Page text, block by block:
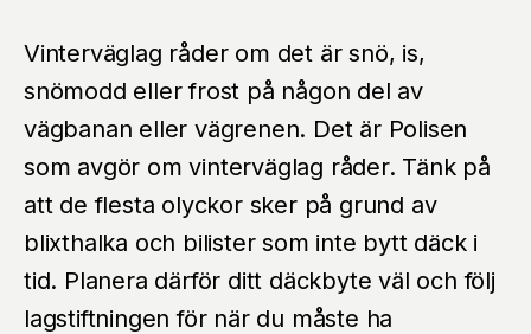
Vinterväglag råder om det är snö, is,
snömodd eller frost på någon del av
vägbanan eller vägrenen. Det är Polisen
som avgör om vinterväglag råder. Tänk på
att de flesta olyckor sker på grund av
blixthalka och bilister som inte bytt däck i
tid. Planera därför ditt däckbyte väl och följ
lagstiftningen för när du måste ha